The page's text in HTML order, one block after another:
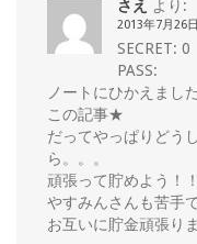
さえ より:
2013年7月26
SECRET: 0
PASS:
ノートにひかえまし
この記事★
だってやっぱりどう
ら。。。
頑張って貯めよう！
やすみんさんも苦手
お互いに貯金頑張り